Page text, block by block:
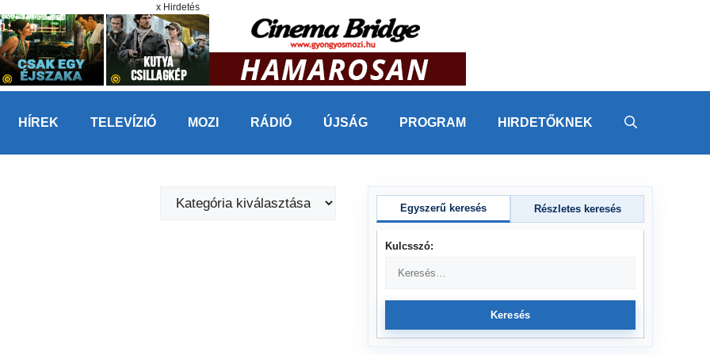
x Hirdetés
HÍREK TELEVÍZIÓ MOZI RÁDIÓ ÚJSÁG PROGRAM HIRDETŐKNEK
Kategóriák
Egyszerű keresés Részletes keresés
Kulcsszó:
Keresés